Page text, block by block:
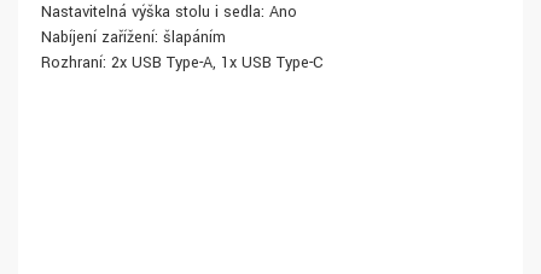
Nastavitelná výška stolu i sedla: Ano
Nabíjení zařížení: šlapáním
Rozhraní: 2x USB Type-A, 1x USB Type-C